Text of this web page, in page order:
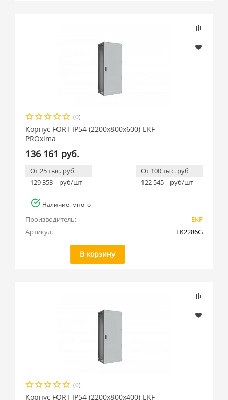
(0)
Корпус FORT IP54 (2200x800x600) EKF
PROxima
136 161 руб.
От 25 тыс. руб
129 353
руб/шт
От 100 тыс. руб
122 545
руб/шт
Наличие: много
Производитель:
EKF
Артикул:
FK2286G
В корзину
(0)
Корпус FORT IP54 (2200x800x400) EKF